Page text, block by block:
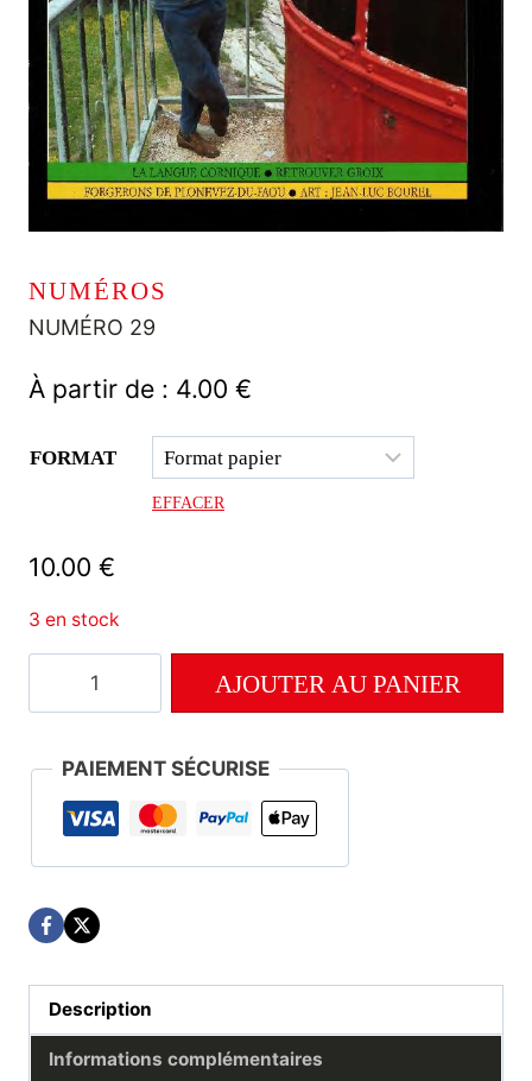
NUMÉROS
NUMÉRO 29
À partir de : 4.00 €
FORMAT
EFFACER
10.00 €
3 en stock
29
AJOUTER AU PANIER
PAIEMENT SÉCURISE
Description
Informations complémentaires